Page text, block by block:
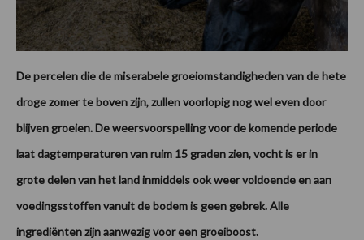
De percelen die de miserabele groeiomstandigheden van de hete
droge zomer te boven zijn, zullen voorlopig nog wel even door
blijven groeien. De weersvoorspelling voor de komende periode
laat dagtemperaturen van ruim 15 graden zien, vocht is er in
grote delen van het land inmiddels ook weer voldoende en aan
voedingsstoffen vanuit de bodem is geen gebrek. Alle
ingrediënten zijn aanwezig voor een groeiboost.